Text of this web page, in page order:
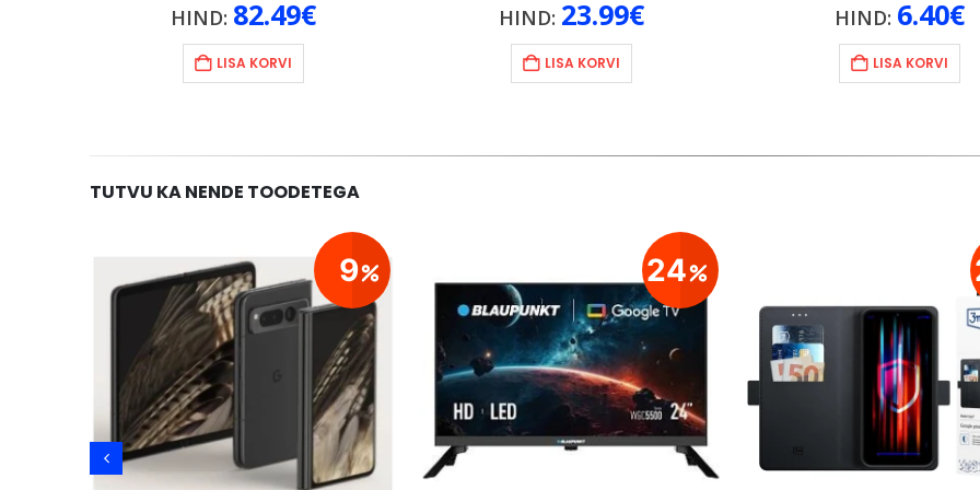
HIND: 82.49€
LISA KORVI
HIND: 23.99€
LISA KORVI
HIND: 6.40€
LISA KORVI
TUTVU KA NENDE TOODETEGA
9 24